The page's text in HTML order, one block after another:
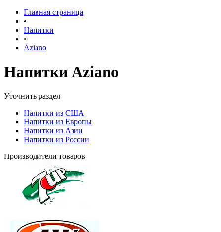
Главная страница
•
Напитки
•
Aziano
Напитки Aziano
Уточнить раздел
Напитки из США
Напитки из Европы
Напитки из Азии
Напитки из России
Производители товаров